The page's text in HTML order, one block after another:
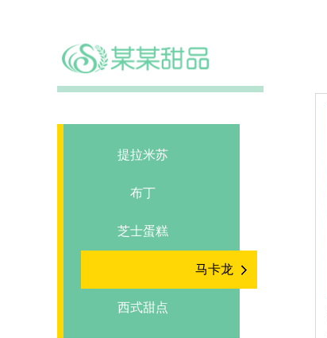
美食甜品
提拉米苏
布丁
芝士蛋糕
马卡龙
西式甜点